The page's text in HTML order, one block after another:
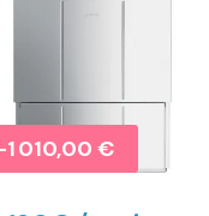
!
010,00 €